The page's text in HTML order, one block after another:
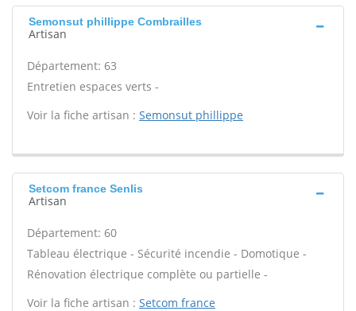
Semonsut phillippe Combrailles
Artisan
Département: 63
Entretien espaces verts -
Voir la fiche artisan : Semonsut phillippe
Setcom france Senlis
Artisan
Département: 60
Tableau électrique - Sécurité incendie - Domotique -
Rénovation électrique complète ou partielle -
Voir la fiche artisan : Setcom france